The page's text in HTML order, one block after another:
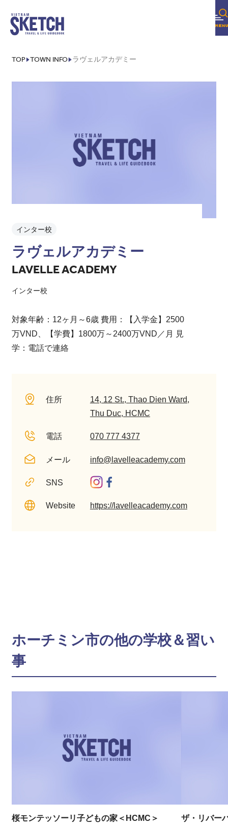
TOP TOWN INFO ラヴェルアカデミー
インター校
ラヴェルアカデミー
LAVELLE ACADEMY
インター校
対象年齢：12ヶ月～6歳 費用：【入学金】2500
万VND、【学費】1800万～2400万VND／月 見
学：電話で連絡
住所
14, 12 St., Thao Dien Ward,
Thu Duc, HCMC
電話 070 777 4377
メール info@lavelleacademy.com
SNS
Website https://lavelleacademy.com
ホーチミン市の他の学校＆習い
事
桜モンテッソーリ子どもの家＜HCMC＞ ザ・リバー